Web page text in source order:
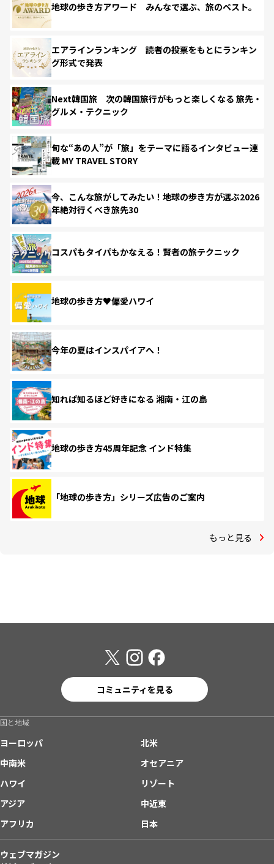
地球の歩き方アワード みんなで選ぶ、旅のベスト。
エアラインランキング 読者の投票をもとにランキン
グ形式で発表
Next韓国旅 次の韓国旅行がもっと楽しくなる 旅先・
グルメ・テクニック
旬な“あの人”が「旅」をテーマに語るインタビュー連
載 MY TRAVEL STORY
今、こんな旅がしてみたい！地球の歩き方が選ぶ2026
年絶対行くべき旅先30
コスパもタイパもかなえる！賢者の旅テクニック
地球の歩き方♥偏愛ハワイ
今年の夏はインスパイアへ！
知れば知るほど好きになる 湘南・江の島
地球の歩き方45周年記念 インド特集
「地球の歩き方」シリーズ広告のご案内
もっと見る
コミュニティを見る
国と地域
ヨーロッパ
北米
中南米
オセアニア
ハワイ
リゾート
アジア
中近東
アフリカ
日本
ウェブマガジン